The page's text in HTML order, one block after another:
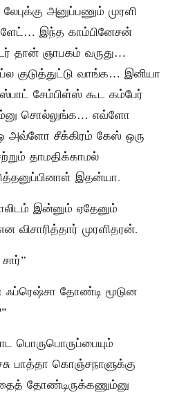
அனுப்பணும் முரளி
இந்த காம்பினேசன்
தான் ஞாபகம் வருது…
வாங்க… இனியா
சேம்பிள்ஸ் கூட கம்பேர்
சொல்லுங்க… எவ்ளோ
அவ்ளோ சீக்கிரம் கேஸ் ஒரு
தாமதிக்காமல்
இதன்யா.
இன்னும் ஏதேனும்
முரளிதரன்.
தோண்டி மூடுன
பாத்தா கொஞ்சநாளுக்கு
தோண்டிருக்கணும்னு